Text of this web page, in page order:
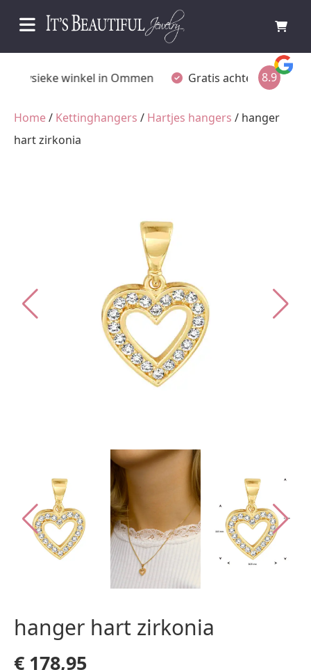
Fysieke winkel in Ommen Gratis achteraf betalen
8.9
Home/ Kettinghangers / Hartjes hangers / hanger
hart zirkonia
hanger hart zirkonia
€ 178,95